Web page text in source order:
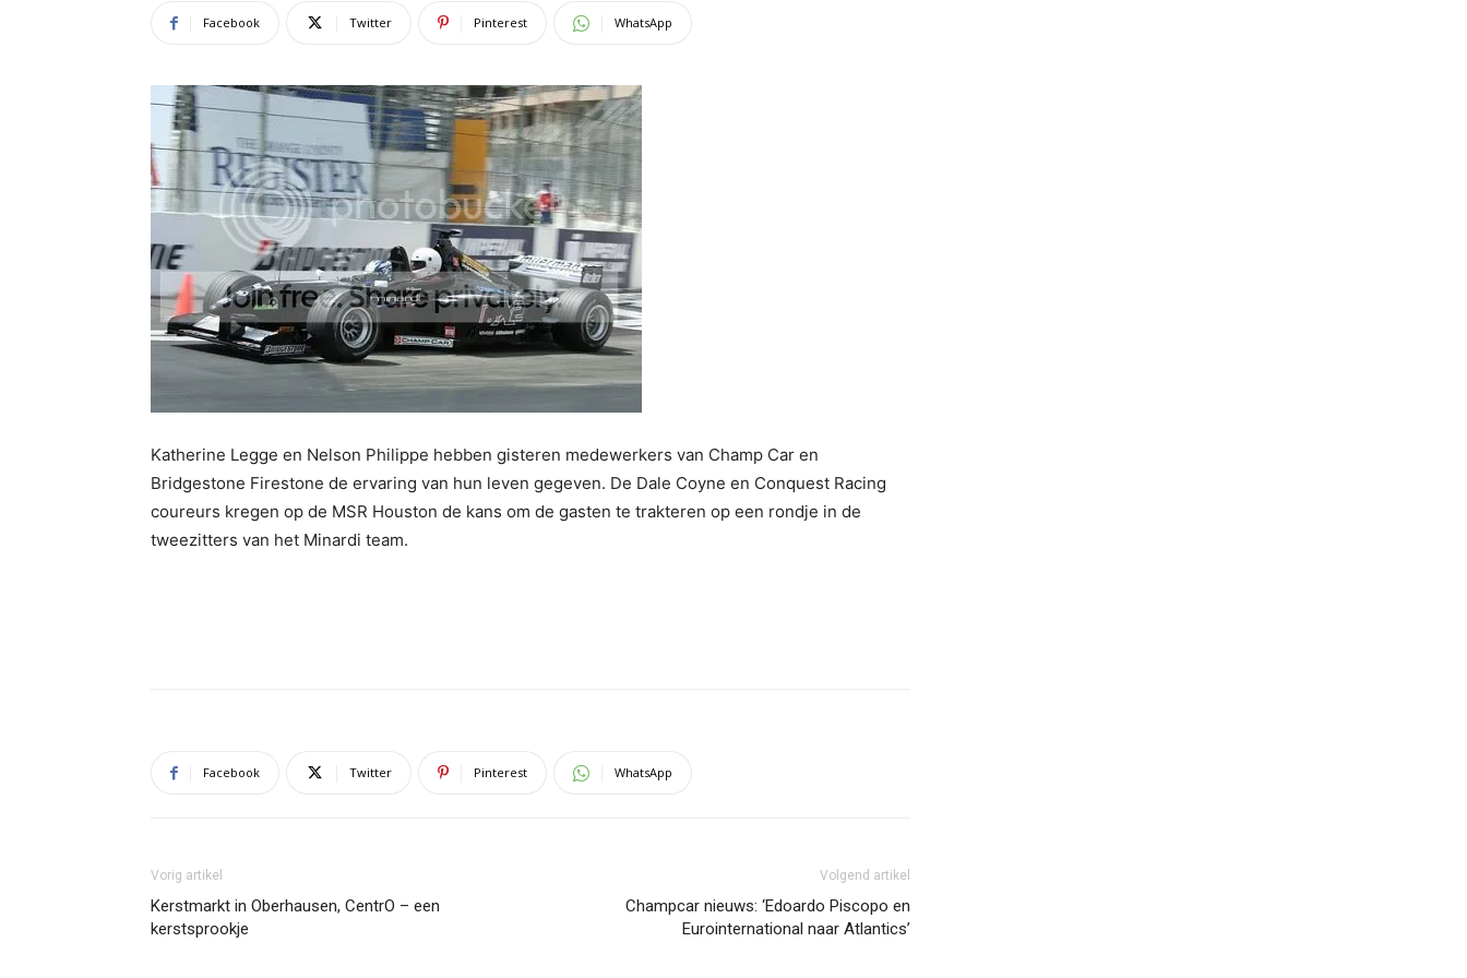
Facebook Twitter Pinterest WhatsApp
Katherine Legge en Nelson Philippe hebben gisteren medewerkers van Champ Car en
Bridgestone Firestone de ervaring van hun leven gegeven. De Dale Coyne en Conquest Racing
coureurs kregen op de MSR Houston de kans om de gasten te trakteren op een rondje in de
tweezitters van het Minardi team.
Facebook Twitter Pinterest WhatsApp
Vorig artikel
Kerstmarkt in Oberhausen, CentrO – een
kerstsprookje
Volgend artikel
Champcar nieuws: ‘Edoardo Piscopo en
Eurointernational naar Atlantics’